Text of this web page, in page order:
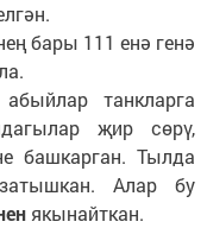
бары 111 енә генә
танкларга
җир сөрү,
башкарган. Тылда
Алар бу
якынайткан.